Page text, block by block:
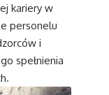
kariery w
personelu
i
spełnienia